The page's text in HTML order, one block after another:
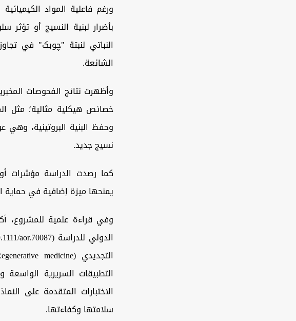
ورغم فاعلية المواد
بأضرار لبنية النسيج أو
النباتي لنبتة "چوبک" في
الشائعة.
وأظهرت نتائج الفحوصات
خصائص هيكلية مثالية؛ مثل
وحفظ البنية البروتينية، وهي
نسيج جديد.
كما رصدت الدراسة مؤشرات
يمنحها ميزة إضافية في حماية
وفي قراءة علمية للمشروع،
التطبيقات السريرية
الاختبارات المتقدمة على
سلامتها وكفاءتها.